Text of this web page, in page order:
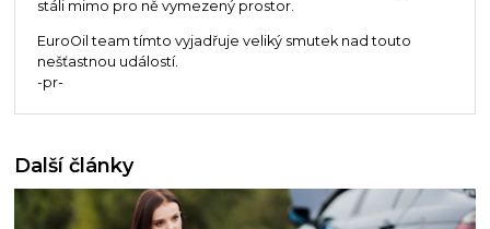
stáli mimo pro ně vymezený prostor.
EuroOil team tímto vyjadřuje veliký smutek nad touto
nešťastnou událostí.
-pr-
Další články